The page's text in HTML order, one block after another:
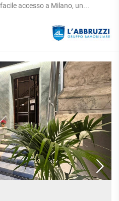
APPARTAMENTI
APPARTAMENTI
APPARTAMENTI
CON BOX
APPARTAMENTI
VICINO
ALLA
METROPOLITANA
VILLETTE
A
SCHIERA
accesso a Milano, un...